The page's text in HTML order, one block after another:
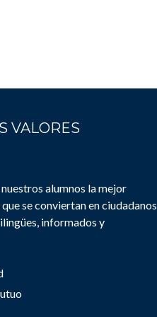
VALORES
alumnos la mejor
se conviertan en ciudadanos
informados y